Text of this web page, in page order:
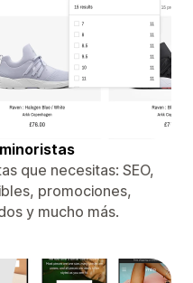
que necesitas: SEO,
promociones,
y mucho más.